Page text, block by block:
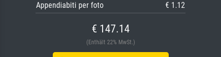
Appendiabiti per foto
€ 1.12
€ 147.14
(Enthält 22% MwSt.)